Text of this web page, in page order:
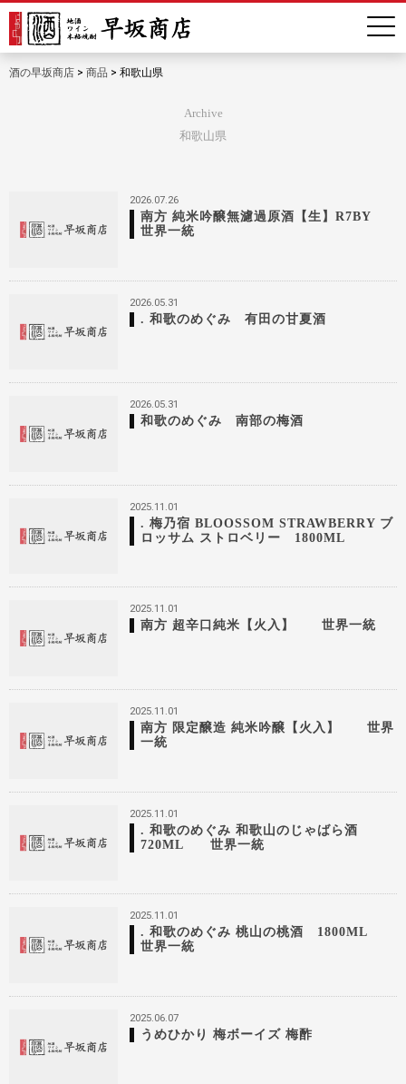
酒の早坂商店 > 商品 > 和歌山県
Archive
和歌山県
2026.07.26
南方 純米吟醸無濾過原酒【生】R7BY
世界一統
2026.05.31
. 和歌のめぐみ 有田の甘夏酒
2026.05.31
和歌のめぐみ 南部の梅酒
2025.11.01
. 梅乃宿 BLOOSSOM STRAWBERRY ブ
ロッサム ストロベリー 1800ML
2025.11.01
南方 超辛口純米【火入】 世界一統
2025.11.01
南方 限定醸造 純米吟醸【火入】 世界
一統
2025.11.01
. 和歌のめぐみ 和歌山のじゃばら酒
720ML 世界一統
2025.11.01
. 和歌のめぐみ 桃山の桃酒 1800ML
世界一統
2025.06.07
うめひかり 梅ボーイズ 梅酢